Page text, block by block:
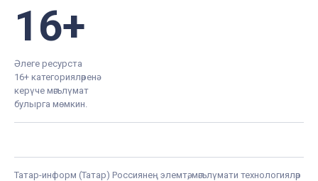
16+
Әлеге ресурста
16+ категорияләренә
керүче мәгълүмат
булырга мөмкин.
Татар-информ (Татар) Россиянең элемтә, мәгълүмати технологияләр